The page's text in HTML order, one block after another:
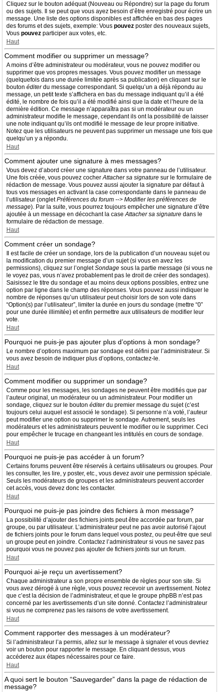
Cliquez sur le bouton adéquat (Nouveau ou Répondre) sur la page du forum
ou des sujets. Il se peut que vous ayez besoin d’être enregistré pour écrire un
message. Une liste des options disponibles est affichée en bas des pages
des forums et des sujets, exemple: Vous pouvez poster des nouveaux sujets,
Vous pouvez participer aux votes, etc.
Haut
Comment modifier ou supprimer un message?
A moins d’être administrateur ou modérateur, vous ne pouvez modifier ou
supprimer que vos propres messages. Vous pouvez modifier un message
(quelquefois dans une durée limitée après sa publication) en cliquant sur le
bouton éditerdu message correspondant. Si quelqu’un a déjà répondu au
message, un petit texte s’affichera en bas du message indiquant qu’il a été
édité, le nombre de fois qu’il a été modifié ainsi que la date et l’heure de la
dernière édition. Ce message n’apparaîtra pas si un modérateur ou un
administrateur modifie le message, cependant ils ont la possibilité de laisser
une note indiquant qu’ils ont modifié le message de leur propre initiative.
Notez que les utilisateurs ne peuvent pas supprimer un message une fois que
quelqu’un y a répondu.
Haut
Comment ajouter une signature à mes messages?
Vous devez d’abord créer une signature dans votre panneau de l’utilisateur.
Une fois créée, vous pouvez cocherAttacher sa signature sur le formulaire de
rédaction de message. Vous pouvez aussi ajouter la signature par défaut à
tous vos messages en activant la case correspondante dans le panneau de
l’utilisateur (ongletPréférences du forum --> Modifier les préférences de
message). Par la suite, vous pourrez toujours empêcher une signature d’être
ajoutée à un message en décochant la caseAttacher sa signature dans le
formulaire de rédaction de message.
Haut
Comment créer un sondage?
Il est facile de créer un sondage, lors de la publication d’un nouveau sujet ou
la modification du premier message d’un sujet (si vous en avez les
permissions), cliquez sur l’ongletSondage sous la partie message (si vous ne
le voyez pas, vous n’avez probablement pas le droit de créer des sondages).
Saisissez le titre du sondage et au moins deux options possibles, entrez une
option par ligne dans le champ des réponses. Vous pouvez aussi indiquer le
nombre de réponses qu’un utilisateur peut choisir lors de son vote dans
“Option(s) par l’utilisateur”, limiter la durée en jours du sondage (mettre “0”
pour une durée illimitée) et enfin permettre aux utilisateurs de modifier leur
vote.
Haut
Pourquoi ne puis-je pas ajouter plus d’options à mon sondage?
Le nombre d’options maximum par sondage est défini par l’administrateur. Si
vous avez besoin de indiquer plus d’options, contactez-le.
Haut
Comment modifier ou supprimer un sondage?
Comme pour les messages, les sondages ne peuvent être modifiés que par
l’auteur original, un modérateur ou un administrateur. Pour modifier un
sondage, cliquez sur le bouton éditerdu premier message du sujet (c’est
toujours celui auquel est associé le sondage). Si personne n’a voté, l’auteur
peut modifier une option ou supprimer le sondage. Autrement, seuls les
modérateurs et les administrateurs peuvent le modifier ou le supprimer. Ceci
pour empêcher le trucage en changeant les intitulés en cours de sondage.
Haut
Pourquoi ne puis-je pas accéder à un forum?
Certains forums peuvent être réservés à certains utilisateurs ou groupes. Pour
les consulter, les lire, y poster, etc., vous devez avoir une permission spéciale.
Seuls les modérateurs de groupes et les administrateurs peuvent accorder
cet accès, vous devez donc les contacter.
Haut
Pourquoi ne puis-je pas joindre des fichiers à mon message?
La possibilité d’ajouter des fichiers joints peut être accordée par forum, par
groupe, ou par utilisateur. L’administrateur peut ne pas avoir autorisé l’ajout
de fichiers joints pour le forum dans lequel vous postez, ou peut-être que seul
un groupe peut en joindre. Contactez l’administrateur si vous ne savez pas
pourquoi vous ne pouvez pas ajouter de fichiers joints sur un forum.
Haut
Pourquoi ai-je reçu un avertissement?
Chaque administrateur a son propre ensemble de règles pour son site. Si
vous avez dérogé à une règle, vous pouvez recevoir un avertissement. Notez
que c’est la décision de l’administrateur, et que le groupe phpBB n’est pas
concerné par les avertissements d’un site donné. Contactez l’administrateur
si vous ne comprenez pas les raisons de votre avertissement.
Haut
Comment rapporter des messages à un modérateur?
Si l’administrateur l’a permis, allez sur le message à signaler et vous devriez
voir un bouton pour rapporter le message. En cliquant dessus, vous
accéderez aux étapes nécessaires pour ce faire.
Haut
A quoi sert le bouton “Sauvegarder” dans la page de rédaction de
message?